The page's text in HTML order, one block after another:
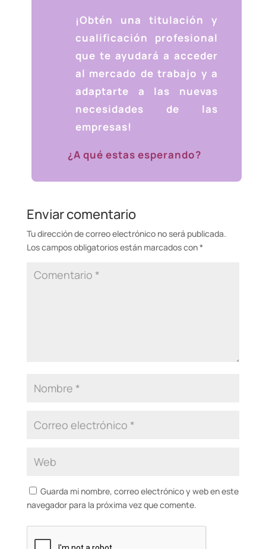
¡Obtén una titulación y
cualificación profesional
que te ayudará a acceder
al mercado de trabajo y a
adaptarte a las nuevas
necesidades de las
empresas!
¿A qué estas esperando?
Enviar comentario
Tu dirección de correo electrónico no será publicada.
Los campos obligatorios están marcados con*
Guarda mi nombre, correo electrónico y web en este
navegador para la próxima vez que comente.